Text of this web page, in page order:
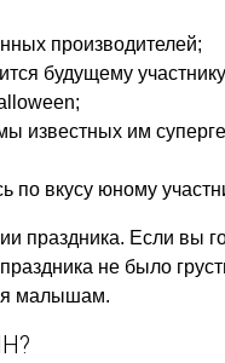
производителей;
будущему
известных им
вкусу юному
праздника. Если вы
не было
малышам.